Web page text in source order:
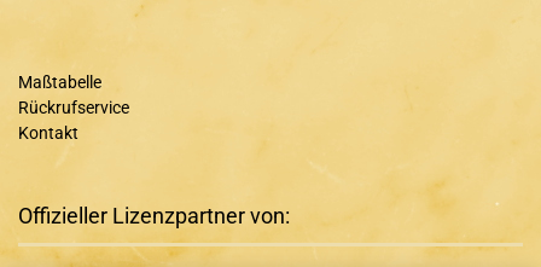
Maßtabelle
Rückrufservice
Kontakt
Offizieller Lizenzpartner von: